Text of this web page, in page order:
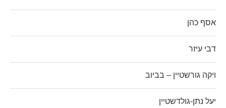
אסף כהן
דבי עיזר
ויקה גורשטיין – בביוב
יעל נתן-גולדשטיין